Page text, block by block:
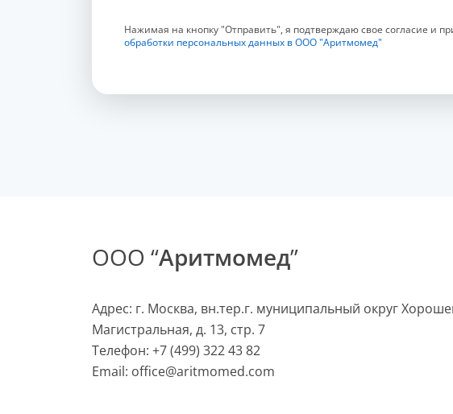
Нажимая на кнопку "Отправить", я подтверждаю свое согласие и
обработки персональных данных в ООО "Аритмомед"
ООО “Аритмомед”
Адрес: г. Москва, вн.тер.г. муниципальный округ
Магистральная, д. 13, стр. 7
Телефон: +7 (499) 322 43 82
Email: office@aritmomed.com